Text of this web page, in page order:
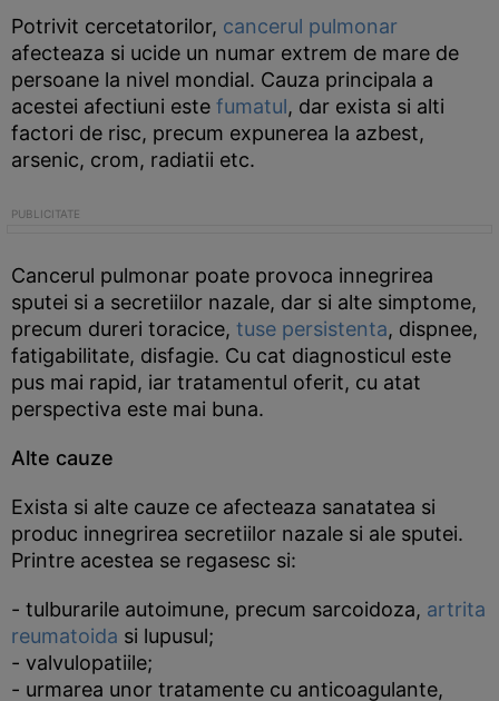
Potrivit cercetatorilor, cancerul pulmonar
afecteaza si ucide un numar extrem de mare de
persoane la nivel mondial. Cauza principala a
acestei afectiuni este fumatul, dar exista si alti
factori de risc, precum expunerea la azbest,
arsenic, crom, radiatii etc.
Cancerul pulmonar poate provoca innegrirea
sputei si a secretiilor nazale, dar si alte simptome,
precum dureri toracice, tuse persistenta, dispnee,
fatigabilitate, disfagie. Cu cat diagnosticul este
pus mai rapid, iar tratamentul oferit, cu atat
perspectiva este mai buna.
Alte cauze
Exista si alte cauze ce afecteaza sanatatea si
produc innegrirea secretiilor nazale si ale sputei.
Printre acestea se regasesc si:
- tulburarile autoimune, precum sarcoidoza, artrita
reumatoida si lupusul;
- valvulopatiile;
- urmarea unor tratamente cu anticoagulante,